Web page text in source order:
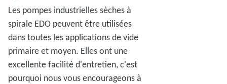
Les pompes industrielles sèches à
spirale EDO peuvent être utilisées
dans toutes les applications de vide
primaire et moyen. Elles ont une
excellente facilité d'entretien, c'est
pourquoi nous vous encourageons à